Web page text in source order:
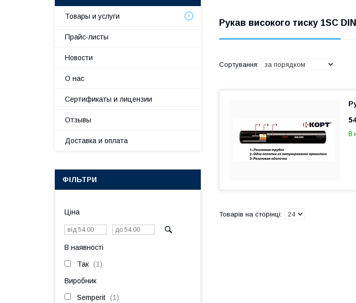
Рукав високого тиску 1SC
В
Товары и услуги
Прайс-листы
Новости
О нас
Сертификаты и лицензии
Отзывы
Доставка и оплата
ФІЛЬТРИ
Ціна
В наявності
Так 1
Виробник
Semperit 1